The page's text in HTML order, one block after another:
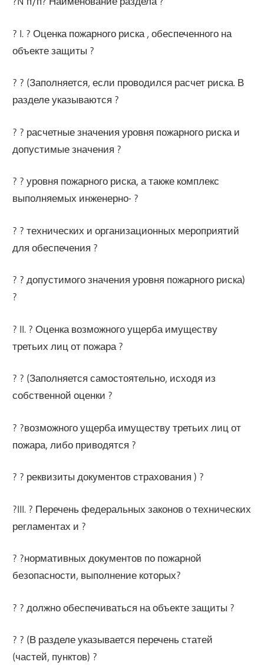
? I. ? Оценка пожарного риска , обеспеченного на
объекте защиты ?
? ? (Заполняется, если проводился расчет риска. В
разделе указываются ?
? ? расчетные значения уровня пожарного риска и
допустимые значения ?
? ? уровня пожарного риска, а также комплекс
выполняемых инженерно- ?
? ? технических и организационных мероприятий
для обеспечения ?
? ? допустимого значения уровня пожарного риска)
?
? II. ? Оценка возможного ущерба имуществу
третьих лиц от пожара ?
? ? (Заполняется самостоятельно, исходя из
собственной оценки ?
? ?возможного ущерба имуществу третьих лиц от
пожара, либо приводятся ?
? ? реквизиты документов страхования ) ?
?III. ? Перечень федеральных законов о технических
регламентах и ?
? ?нормативных документов по пожарной
безопасности, выполнение которых?
? ? должно обеспечиваться на объекте защиты ?
? ? (В разделе указывается перечень статей
(частей, пунктов) ?